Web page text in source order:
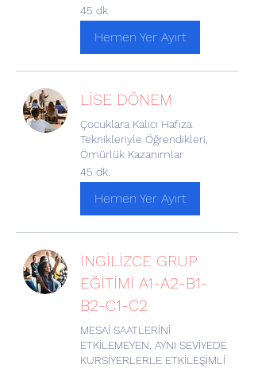
45 dk.
Hemen Yer Ayırt
LİSE DÖNEM
Çocuklara Kalıcı Hafıza
Teknikleriyle Öğrendikleri,
Ömürlük Kazanımlar
45 dk.
Hemen Yer Ayırt
İNGİLİZCE GRUP
EĞİTİMİ A1-A2-B1-
B2-C1-C2
MESAİ SAATLERİNİ
ETKİLEMEYEN, AYNI SEVİYEDE
KURSİYERLERLE ETKİLEŞİMLİ